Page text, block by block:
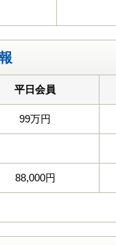
平日会員
99万円
88,000円